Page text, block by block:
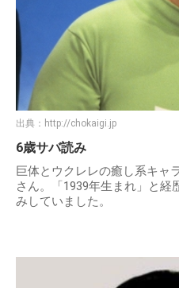
出典： http://chokaigi.jp
6歳サバ読み
巨体とウクレレの癒し系キャ
さん。「1939年生まれ」と経
みしていました。